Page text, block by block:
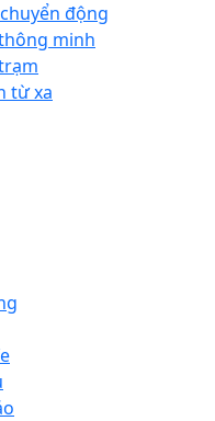
động
minh
từ xa